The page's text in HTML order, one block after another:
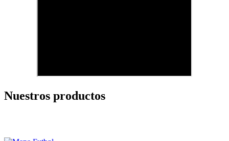
Nuestros productos